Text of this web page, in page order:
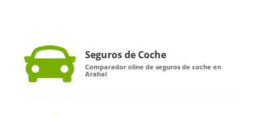
Seguros de Coche
Comparador oline de seguros de coche en
Arahal